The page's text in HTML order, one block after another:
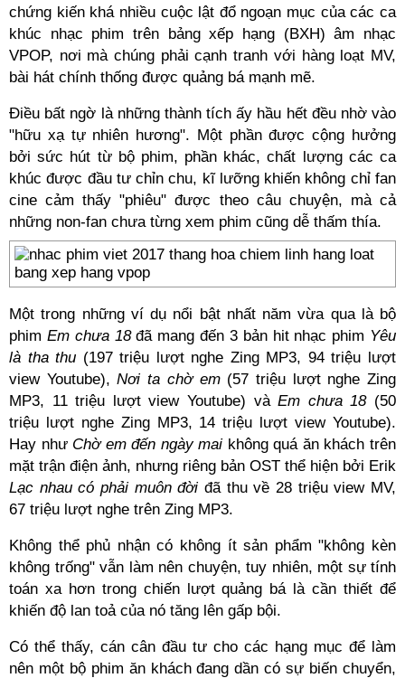
chứng kiến khá nhiều cuộc lật đổ ngoạn mục của các ca
khúc nhạc phim trên bảng xếp hạng (BXH) âm nhạc
VPOP, nơi mà chúng phải cạnh tranh với hàng loạt MV,
bài hát chính thống được quảng bá mạnh mẽ.
Điều bất ngờ là những thành tích ấy hầu hết đều nhờ vào
"hữu xạ tự nhiên hương". Một phần được cộng hưởng
bởi sức hút từ bộ phim, phần khác, chất lượng các ca
khúc được đầu tư chỉn chu, kĩ lưỡng khiến không chỉ fan
cine cảm thấy "phiêu" được theo câu chuyện, mà cả
những non-fan chưa từng xem phim cũng dễ thấm thía.
Một trong những ví dụ nổi bật nhất năm vừa qua là bộ
phim Em chưa 18đã mang đến 3 bản hit nhạc phim Yêu
là tha thu (197 triệu lượt nghe Zing MP3, 94 triệu lượt
view Youtube),Nơi ta chờ em (57 triệu lượt nghe Zing
MP3, 11 triệu lượt view Youtube) vàEm chưa 18 (50
triệu lượt nghe Zing MP3, 14 triệu lượt view Youtube).
Hay như Chờ em đến ngày mai không quá ăn khách trên
mặt trận điện ảnh, nhưng riêng bản OST thể hiện bởi Erik
Lạc nhau có phải muôn đời đã thu về 28 triệu view MV,
67 triệu lượt nghe trên Zing MP3.
Không thể phủ nhận có không ít sản phẩm "không kèn
không trống" vẫn làm nên chuyện, tuy nhiên, một sự tính
toán xa hơn trong chiến lượt quảng bá là cần thiết để
khiến độ lan toả của nó tăng lên gấp bội.
Có thể thấy, cán cân đầu tư cho các hạng mục để làm
nên một bộ phim ăn khách đang dần có sự biến chuyển,